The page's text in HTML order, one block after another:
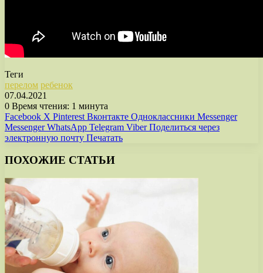
Теги
перелом ребенок
07.04.2021
0 Время чтения: 1 минута
Facebook X Pinterest Вконтакте Одноклассники Messenger
Messenger WhatsApp Telegram Viber Поделиться через
электронную почту Печатать
ПОХОЖИЕ СТАТЬИ